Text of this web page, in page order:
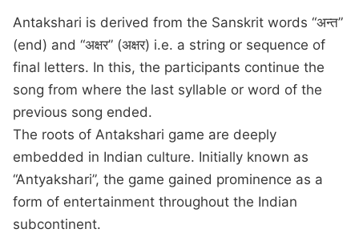
Antakshari is derived from the Sanskrit words “अन्त”
(end) and “अक्षर” (अक्षर) i.e. a string or sequence of
final letters. In this, the participants continue the
song from where the last syllable or word of the
previous song ended.
The roots of Antakshari game are deeply
embedded in Indian culture. Initially known as
“Antyakshari”, the game gained prominence as a
form of entertainment throughout the Indian
subcontinent.